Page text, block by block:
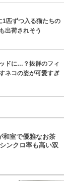
1匹ずつ入る猫たちの
出荷されそう
ドに…？抜群のフィ
ネコの姿が可愛すぎ
和室で優雅なお茶
ンクロ率も高い双